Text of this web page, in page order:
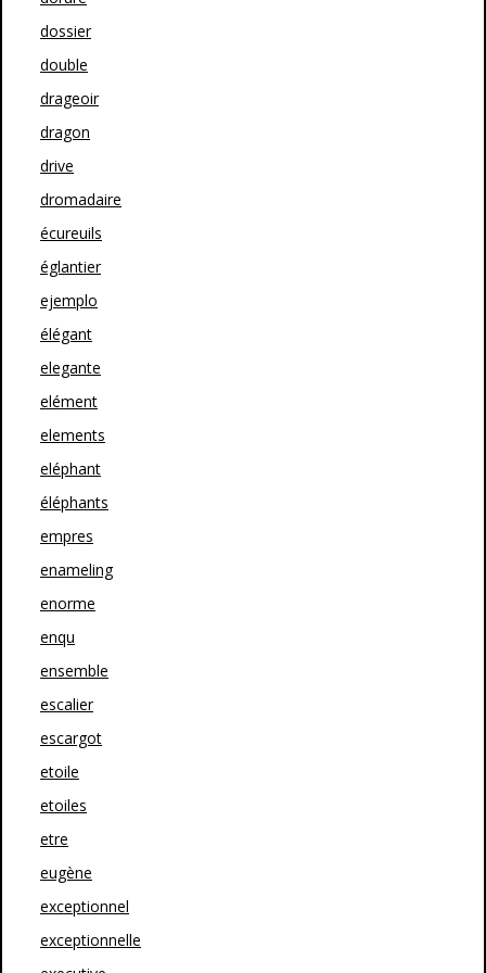
dossier
double
drageoir
dragon
drive
dromadaire
écureuils
églantier
ejemplo
élégant
elegante
elément
elements
eléphant
éléphants
empres
enameling
enorme
enqu
ensemble
escalier
escargot
etoile
etoiles
etre
eugène
exceptionnel
exceptionnelle